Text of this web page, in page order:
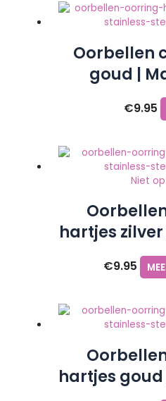
Oorbellen
goud |
€9.95
Niet
hartjes
€9.95
hartjes